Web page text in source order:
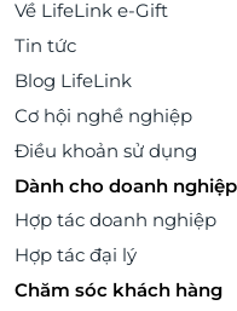
Về LifeLink e-Gift
Tin tức
Blog LifeLink
Cơ hội nghề nghiệp
Điều khoản sử dụng
Dành cho doanh
Hợp tác doanh nghiệp
Hợp tác đại lý
Chăm sóc khách hàng